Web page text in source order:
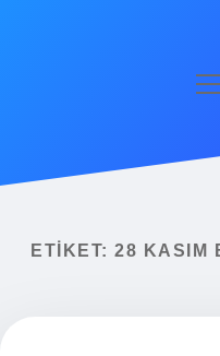
Yasal Uyarı
ETIKET: 28 KASIM